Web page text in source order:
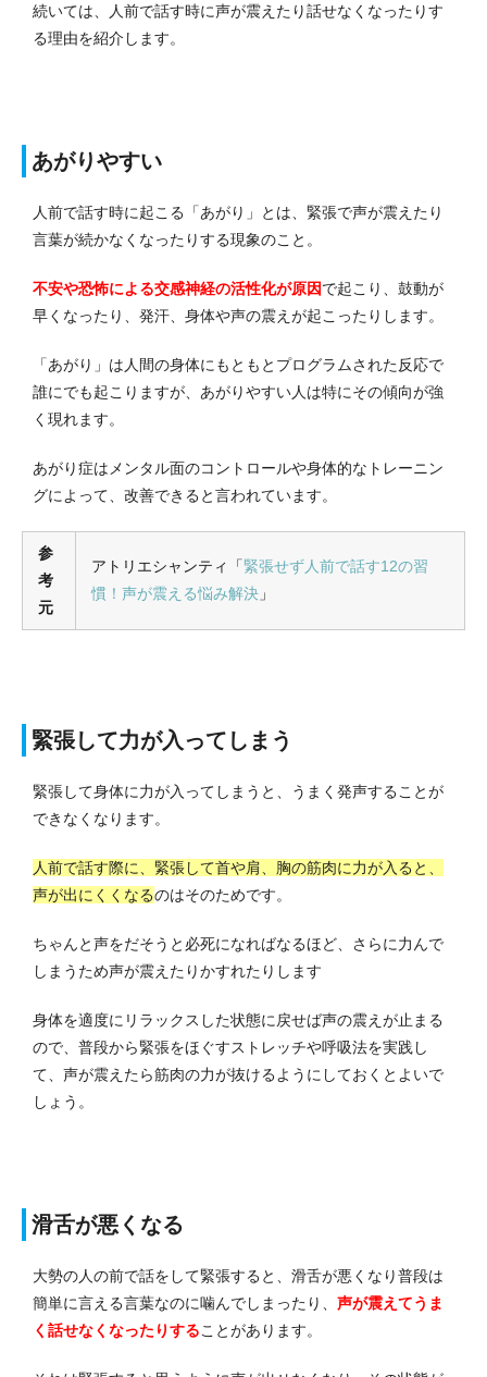
続いては、人前で話す時に声が震えたり話せなくなったりす
る理由を紹介します。
あがりやすい
人前で話す時に起こる「あがり」とは、緊張で声が震えたり
言葉が続かなくなったりする現象のこと。
不安や恐怖による交感神経の活性化が原因で起こり、鼓動が
早くなったり、発汗、身体や声の震えが起こったりします。
「あがり」は人間の身体にもともとプログラムされた反応で
誰にでも起こりますが、あがりやすい人は特にその傾向が強
く現れます。
あがり症はメンタル面のコントロールや身体的なトレーニン
グによって、改善できると言われています。
参
考
元
アトリエシャンティ「緊張せず人前で話す12の習
慣！声が震える悩み解決 」
緊張して力が入ってしまう
緊張して身体に力が入ってしまうと、うまく発声することが
できなくなります。
人前で話す際に、緊張して首や肩、胸の筋肉に力が入ると、
声が出にくくなるのはそのためです。
ちゃんと声をだそうと必死になればなるほど、さらに力んで
しまうため声が震えたりかすれたりします
身体を適度にリラックスした状態に戻せば声の震えが止まる
ので、普段から緊張をほぐすストレッチや呼吸法を実践し
て、声が震えたら筋肉の力が抜けるようにしておくとよいで
しょう。
滑舌が悪くなる
大勢の人の前で話をして緊張すると、滑舌が悪くなり普段は
簡単に言える言葉なのに噛んでしまったり、 声が震えてうま
く話せなくなったりすることがあります。